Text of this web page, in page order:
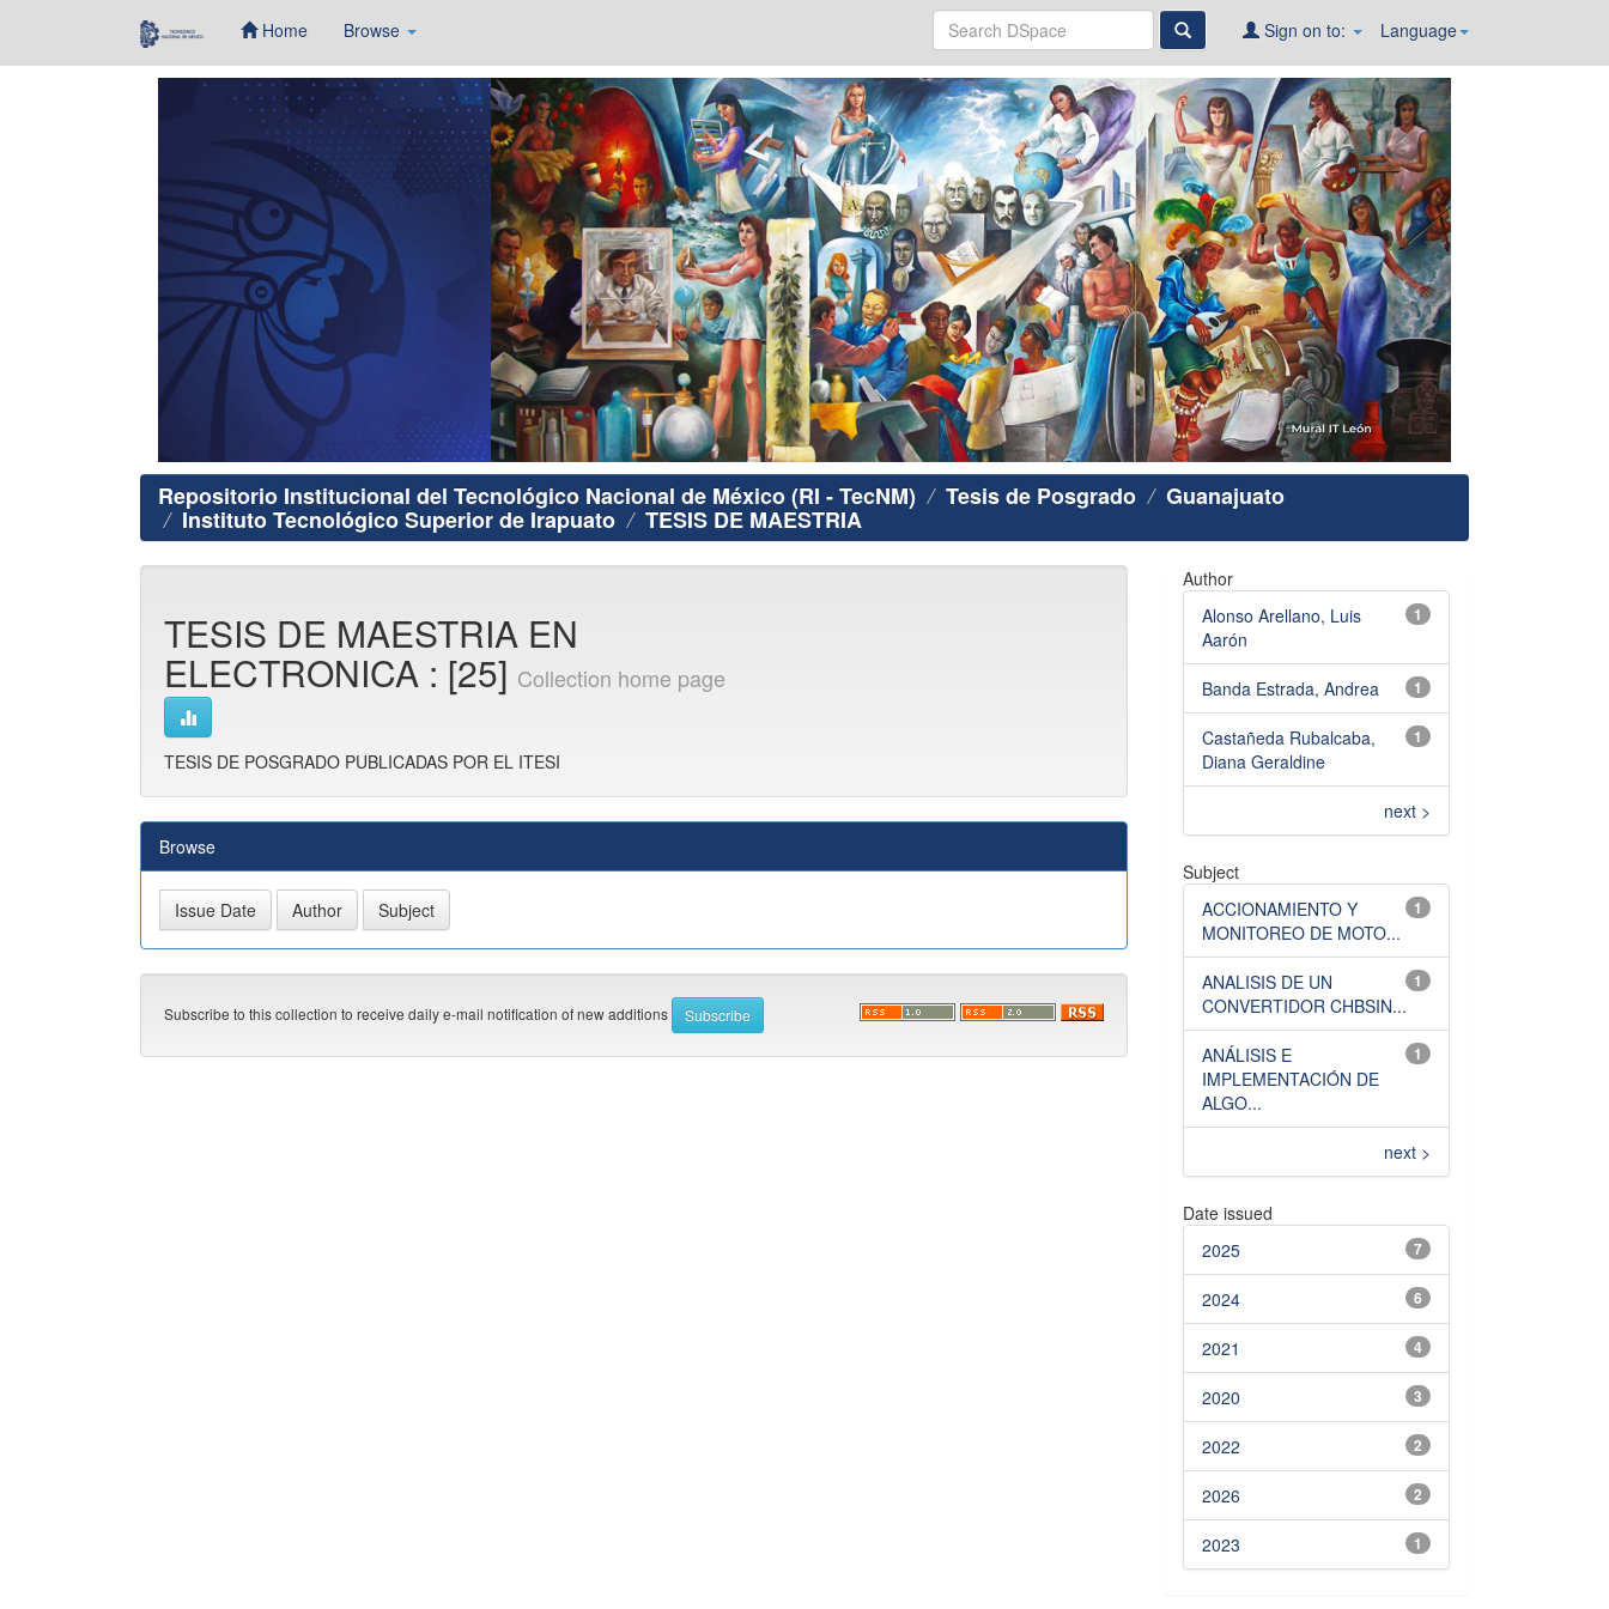
Home Browse Language
Sign on to:
Repositorio Institucional del Tecnológico Nacional de México (RI - TecNM) Tesis de Posgrado Guanajuato
Instituto Tecnológico Superior de Irapuato TESIS DE MAESTRIA
TESIS DE MAESTRIA EN
ELECTRONICA : [25] Collection home page
TESIS DE POSGRADO PUBLICADAS POR EL ITESI
Browse
Subscribe to this collection to receive daily e-mail notification of new additions
Author
1
Alonso Arellano, Luis
Aarón
1
Banda Estrada, Andrea
1
Castañeda Rubalcaba,
Diana Geraldine
next >
Subject
1
ACCIONAMIENTO Y
MONITOREO DE MOTO...
1
ANALISIS DE UN
CONVERTIDOR CHBSIN...
1
ANÁLISIS E
IMPLEMENTACIÓN DE
ALGO...
next >
Date issued
7
2025
6
2024
4
2021
3
2020
2
2022
2
2026
1
2023